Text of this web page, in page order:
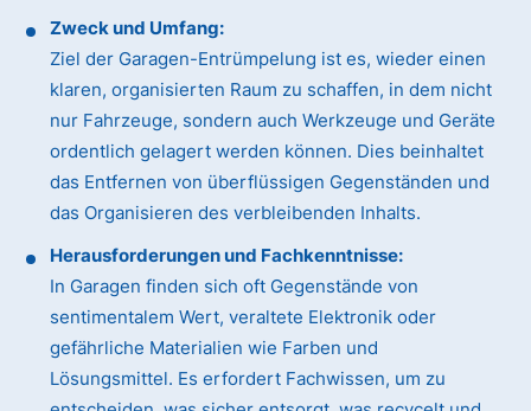
Zweck und Umfang:
Ziel der Garagen-Entrümpelung ist es, wieder einen
klaren, organisierten Raum zu schaffen, in dem nicht
nur Fahrzeuge, sondern auch Werkzeuge und Geräte
ordentlich gelagert werden können. Dies beinhaltet
das Entfernen von überflüssigen Gegenständen und
das Organisieren des verbleibenden Inhalts.
Herausforderungen und Fachkenntnisse:
In Garagen finden sich oft Gegenstände von
sentimentalem Wert, veraltete Elektronik oder
gefährliche Materialien wie Farben und
Lösungsmittel. Es erfordert Fachwissen, um zu